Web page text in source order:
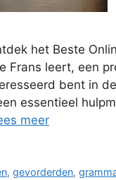
het Beste
Frans leert, een
bent in
essentieel
meer
,gevorderden,